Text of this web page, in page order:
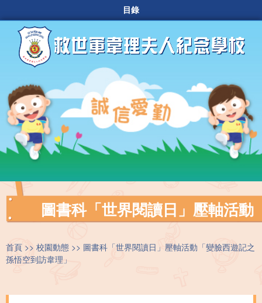
目錄
圖書科「世界閱讀日」壓軸活
首頁 校園動態
圖書科「世界閱讀日」壓軸活動「變臉西遊記之
孫悟空到訪韋理」